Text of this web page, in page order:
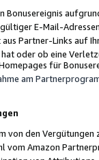
Bonusereignis
E-Mail-
Partner-Links auf
oder ob eine
für
am
von den
vom Amazon